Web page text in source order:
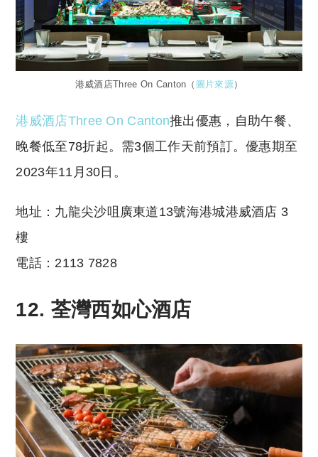
港威酒店Three On Canton（ 圖片來源）
港威酒店Three On Canton推出優惠，自助午餐、
晚餐低至78折起。需3個工作天前預訂。優惠期至
2023年11月30日。
地址：九龍尖沙咀廣東道13號海港城港威酒店 3
樓
電話：2113 7828
12. 荃灣西如心酒店